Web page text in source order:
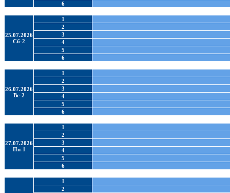
6
25.07.2026
Сб-2
1
2
3
4
5
6
26.07.2026
Вс-2
1
2
3
4
5
6
27.07.2026
Пн-1
1
2
3
4
5
6
1
2